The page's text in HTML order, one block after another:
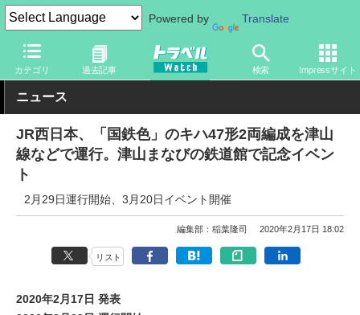
Powered by Translate
カテゴリ 過去記事 検索 Impressサイト
トラベル Watch 地域 国内旅行 中国
ニュース
JR西日本、「国鉄色」のキハ47形2両編成を津山
線などで運行。津山まなびの鉄道館で記念イベン
ト
2月29日運行開始、3月20日イベント開催
編集部：稲葉隆司 2020年2月17日 18:02
リスト
2020年2月17日 発表